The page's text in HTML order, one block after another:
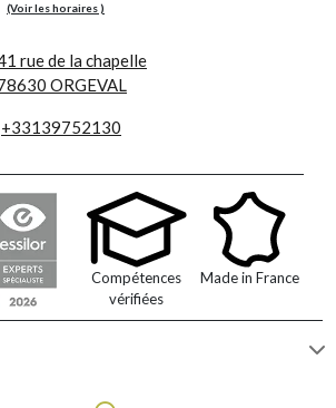
(Voir les horaires )
rue de la chapelle
ORGEVAL
+33139752130
Compétences
vérifiées
Made in France